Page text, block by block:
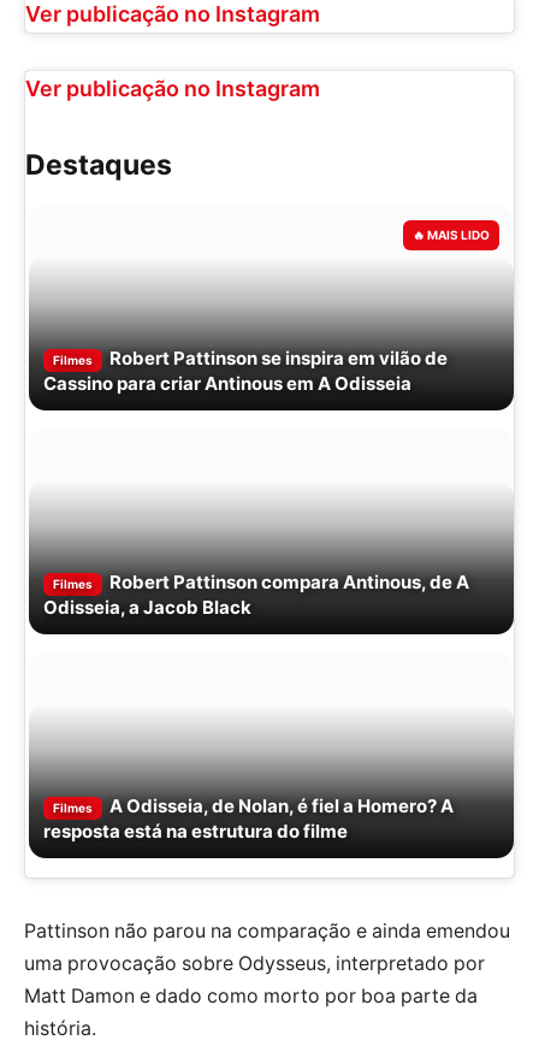
Ver publicação no Instagram
Ver publicação no Instagram
Destaques
Filmes
Robert Pattinson se inspira em vilão de
Cassino para criar Antinous em A Odisseia
Filmes
Robert Pattinson compara Antinous, de A
Odisseia, a Jacob Black
Filmes
A Odisseia, de Nolan, é fiel a Homero? A
resposta está na estrutura do filme
Pattinson não parou na comparação e ainda emendou
uma provocação sobre Odysseus, interpretado por
Matt Damon e dado como morto por boa parte da
história.